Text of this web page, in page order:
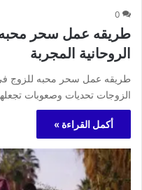
0
طريقه عمل سحر محبه
الروحانية المجربة
طريقه عمل سحر محبه للزوج في
الزوجات تحديات وصعوبات
أكمل القراءة »